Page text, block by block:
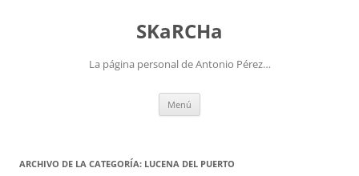
SKaRCHa
La página personal de Antonio Pérez…
Menú
ARCHIVO DE LA CATEGORÍA: LUCENA DEL PUERTO